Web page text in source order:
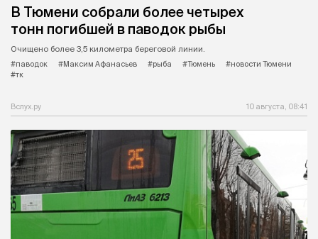
В Тюмени собрали более четырех
тонн погибшей в паводок рыбы
Очищено более 3,5 километра береговой линии.
#паводок
#Максим Афанасьев #рыба #Тюмень
#новости Тюмени
#тк
Вслух.ру 10 августа, 08:41